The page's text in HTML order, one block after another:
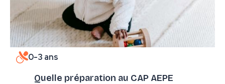
0-3 ans
Quelle préparation au CAP AEPE